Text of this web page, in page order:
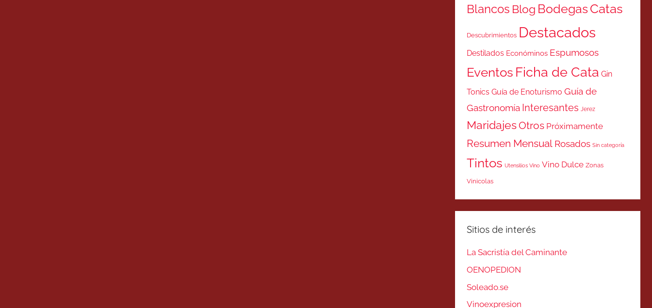
Blancos Blog BodegasCatas
Descubrimientos Destacados
Destilados Económinos Espumosos
Eventos Ficha de Cata Gin
Tonics Guía de Enoturismo Guía de
Gastronomía Interesantes Jerez
MaridajesOtros Próximamente
Resumen Mensual Rosados Sin categoría
Tintos Utensilios Vino Vino Dulce Zonas
Vinicolas
Sitios de interés
La Sacristía del Caminante
OENOPEDION
Soleado.se
Vinoexpresion